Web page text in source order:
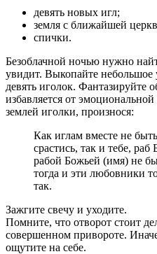
девять новых игл;
земля с ближайшей
спички.
Безоблачной ночью нужно
увидит. Выкопайте небольшое
девять иголок. Фантазируйте
избавляется от
землей иголки, произнося:
Как иглам вместе не
срастись, так и тебе,
рабой Божьей (имя) не
тогда и эти любовники
так.
Зажгите свечу и уходите.
Помните, что отворот стоит
совершенном привороте.
ощутите на себе.